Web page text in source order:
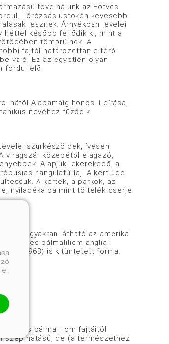
töve nálunk az Eötvös
Tőrózsás üstökén kevesebb
lesznek. Árnyékban levelei
héttel később fejlődik ki, mint a
tömörülnek. A
fajtól határozottan eltérő
való. Ez az egyetlen olyan
fordul elő.
Alabamáig honos. Leírása,
nevéhez fűződik.
szürkészöldek, ívesen
virágszár közepétől elágazó,
Alapjuk lekerekedő, a
hangulatú faj. A kert üde
A kertek, a parkok, az
nyiladékaiba mint töltelék cserje
gyakran látható az amerikai
pelyhes pálmaliliom angliai
1968) is kitüntetett forma.
pálmaliliom fajtáitól
szép hatású, de (a természethez